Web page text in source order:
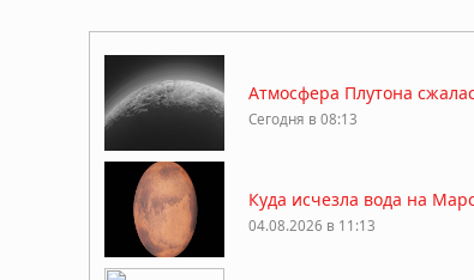
Атмосфера Плутона
Сегодня в 08:13
Куда исчезла вода на
04.08.2026 в 11:13